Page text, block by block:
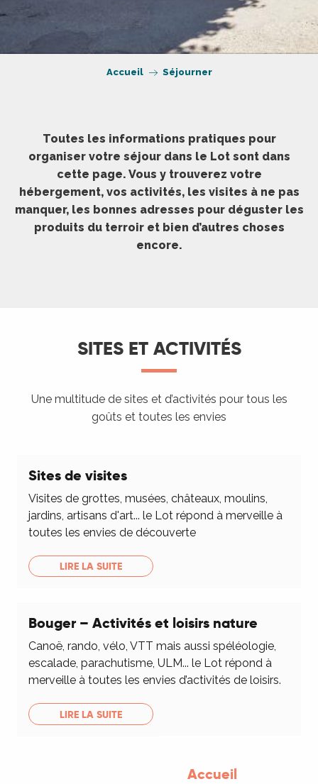
Accueil
Accueil Séjourner
Toutes les informations pratiques pour
organiser votre séjour dans le Lot sont dans
cette page. Vous y trouverez votre
hébergement, vos activités, les visites à ne pas
manquer, les bonnes adresses pour déguster les
produits du terroir et bien d’autres choses
encore.
SITES ET ACTIVITÉS
Une multitude de sites et d’activités pour tous les
goûts et toutes les envies
Sites de visites
Visites de grottes, musées, châteaux, moulins,
jardins, artisans d'art... le Lot répond à merveille à
toutes les envies de découverte
LIRE LA SUITE
Bouger – Activités et loisirs nature
Canoë, rando, vélo, VTT mais aussi spéléologie,
escalade, parachutisme, ULM... le Lot répond à
merveille à toutes les envies d’activités de loisirs.
LIRE LA SUITE